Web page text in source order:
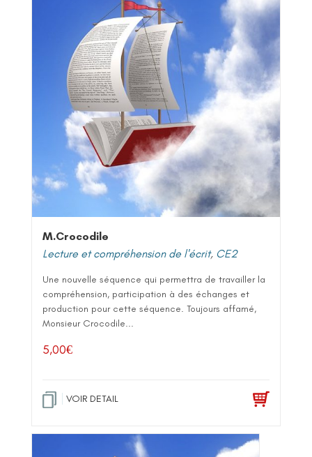
M.Crocodile
Lecture et compréhension de l'écrit, CE2
Une nouvelle séquence qui permettra de travailler la
compréhension, participation à des échanges et
production pour cette séquence. Toujours affamé,
Monsieur Crocodile...
5,00€
VOIR DETAIL